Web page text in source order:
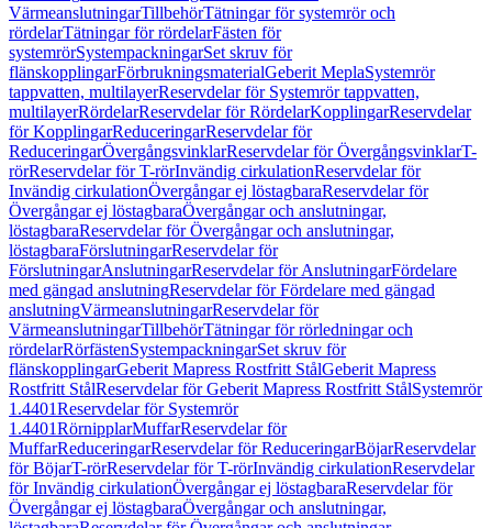
VärmeanslutningarTillbehörTätningar för systemrör och
rördelarTätningar för rördelarFästen för
systemrörSystempackningarSet skruv för
flänskopplingarFörbrukningsmaterialGeberit MeplaSystemrör
tappvatten, multilayerReservdelar för Systemrör tappvatten,
multilayerRördelarReservdelar för RördelarKopplingarReservdelar
för KopplingarReduceringarReservdelar för
ReduceringarÖvergångsvinklarReservdelar för ÖvergångsvinklarT-
rörReservdelar för T-rörInvändig cirkulationReservdelar för
Invändig cirkulationÖvergångar ej löstagbaraReservdelar för
Övergångar ej löstagbaraÖvergångar och anslutningar,
löstagbaraReservdelar för Övergångar och anslutningar,
löstagbaraFörslutningarReservdelar för
FörslutningarAnslutningarReservdelar för AnslutningarFördelare
med gängad anslutningReservdelar för Fördelare med gängad
anslutningVärmeanslutningarReservdelar för
VärmeanslutningarTillbehörTätningar för rörledningar och
rördelarRörfästenSystempackningarSet skruv för
flänskopplingarGeberit Mapress Rostfritt StålGeberit Mapress
Rostfritt StålReservdelar för Geberit Mapress Rostfritt StålSystemrör
1.4401Reservdelar för Systemrör
1.4401RörnipplarMuffarReservdelar för
MuffarReduceringarReservdelar för ReduceringarBöjarReservdelar
för BöjarT-rörReservdelar för T-rörInvändig cirkulationReservdelar
för Invändig cirkulationÖvergångar ej löstagbaraReservdelar för
Övergångar ej löstagbaraÖvergångar och anslutningar,